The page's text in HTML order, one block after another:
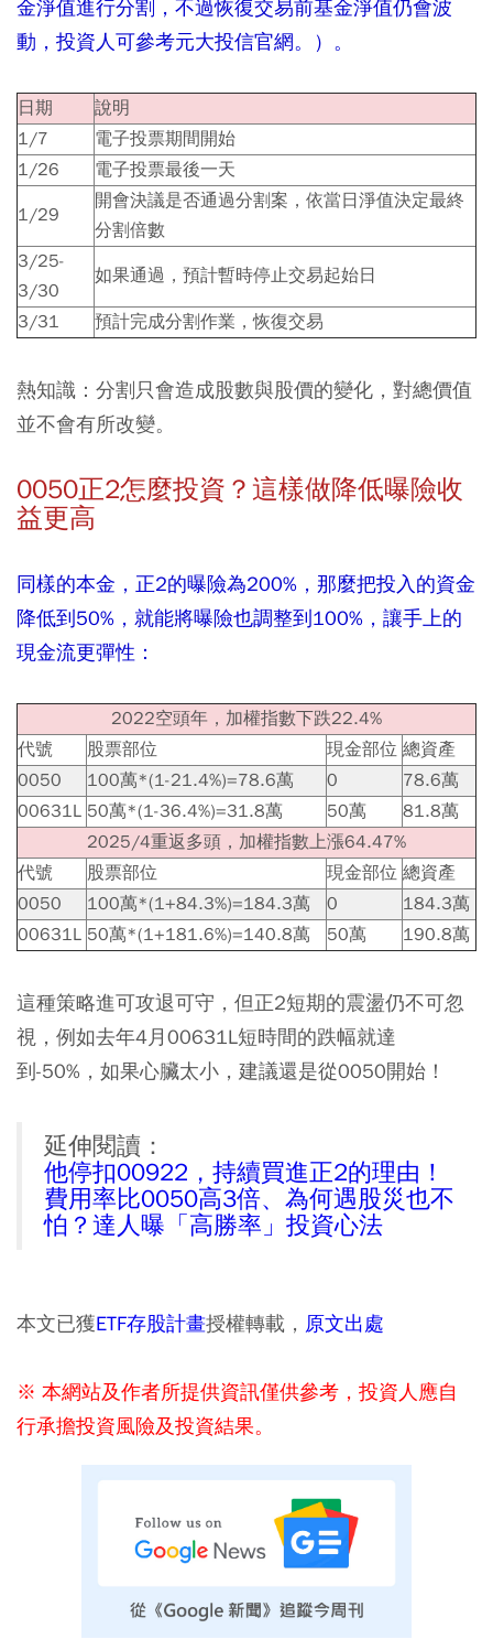
金淨值進行分割，不過恢復交易前基金淨值仍會波
動，投資人可參考元大投信官網。）。
日期
說明
1/7
電子投票期間開始
1/26
電子投票最後一天
1/29
開會決議是否通過分割案，依當日淨值決定最終
分割倍數
3/25-
3/30
如果通過，預計暫時停止交易起始日
3/31 預計完成分割作業，恢復交易
熱知識：分割只會造成股數與股價的變化，對總價值
並不會有所改變。
0050正2怎麼投資？這樣做降低曝險收
益更高
同樣的本金，正2的曝險為200%，那麼把投入的資金
降低到50%，就能將曝險也調整到100%，讓手上的
現金流更彈性：
2022空頭年，加權指數下跌22.4%
代號
股票部位 現金部位 總資產
0050
100萬*(1-21.4%)=78.6萬 0
78.6萬
00631L 50萬*(1-36.4%)=31.8萬 50萬
81.8萬
2025/4重返多頭，加權指數上漲64.47%
代號
股票部位 現金部位 總資產
0050
100萬*(1+84.3%)=184.3萬 0
184.3萬
00631L 50萬*(1+181.6%)=140.8萬 50萬 190.8萬
這種策略進可攻退可守，但正2短期的震盪仍不可忽
視，例如去年4月00631L短時間的跌幅就達
到-50%，如果心臟太小，建議還是從0050開始！
延伸閱讀：
他停扣00922，持續買進正2的理由！
費用率比0050高3倍、為何遇股災也不
怕？達人曝「高勝率」投資心法
本文已獲ETF存股計畫授權轉載， 原文出處
※ 本網站及作者所提供資訊僅供參考，投資人應自
行承擔投資風險及投資結果。